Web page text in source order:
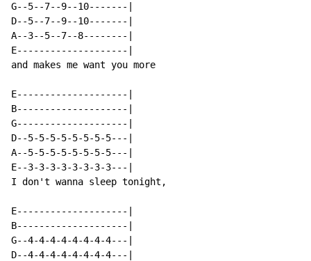
G--5--7--9--10-------|
D--5--7--9--10-------|
A--3--5--7--8--------|
E--------------------|
and makes me want you more
E--------------------|
B--------------------|
G--------------------|
D--5-5-5-5-5-5-5-5---|
A--5-5-5-5-5-5-5-5---|
E--3-3-3-3-3-3-3-3---|
I don't wanna sleep tonight,
E--------------------|
B--------------------|
G--4-4-4-4-4-4-4-4---|
D--4-4-4-4-4-4-4-4---|